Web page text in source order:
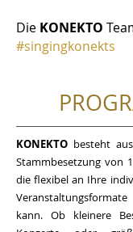
Die KONEKTO
#singingkonekts
KONEKTO besteht
Stammbesetzung von
die flexibel an Ihre
kann. Ob kleinere